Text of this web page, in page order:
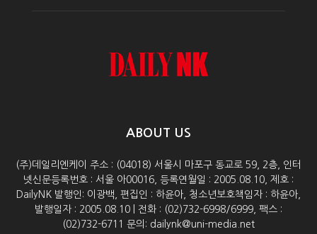
ABOUT US
(주)데일리엔케이 주소 : (04018) 서울시 마포구 동교로 59, 2층, 인터
넷신문등록번호 : 서울 아00016, 등록연월일 : 2005.08.10, 제호 :
DailyNK 발행인: 이광백, 편집인 : 하윤아, 청소년보호책임자 : 하윤아,
발행일자 : 2005.08.10 | 전화 : (02)732-6998/6999, 팩스 :
(02)732-6711 문의: dailynk@uni-media.net